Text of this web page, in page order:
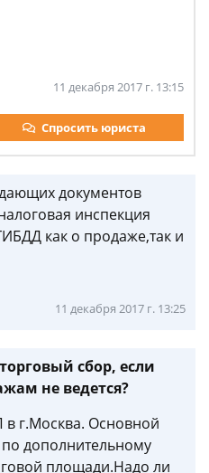
11 декабря 2017 г. 13:15
Спросить юриста
документов
инспекция
как о продаже,так и
11 декабря 2017 г. 13:25
сбор, если
не ведется?
г.Москва. Основной
дополнительному
площади.Надо ли